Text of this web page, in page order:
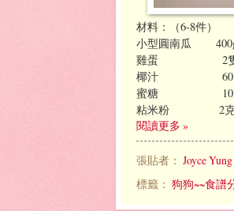
材料：（6-8件）
小型圓南瓜 400g
雞蛋 2
椰汁 60
蜜糖 10
粘米粉 2
閱讀更多 »
張貼者： Joyce Yung
標籤： 狗狗~~食譜